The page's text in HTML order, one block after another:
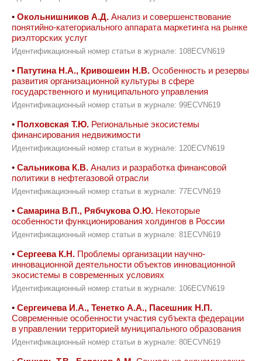
• Окольнишников А.Д. Анализ и совершенствование
понятийно-категориального аппарата маркетинга на рынке
риэлторских услуг
Идентификационный номер статьи в журнале: 108ECVN619
• Патутина Н.А., Кривошеин Н.В. Особенность и резервы
развития организационной культуры в сфере
государственного и муниципального управления
Идентификационный номер статьи в журнале: 99ECVN619
• Полховская Т.Ю. Региональные экосистемы
финансирования недвижимости
Идентификационный номер статьи в журнале: 120ECVN619
• Сальникова К.В. Анализ и разработка финансовой
политики в нефтегазовой отрасли
Идентификационный номер статьи в журнале: 77ECVN619
• Самарина В.П., Рябчукова О.Ю. Некоторые
особенности функционирования холдингов в России
Идентификационный номер статьи в журнале: 81ECVN619
• Сергеева К.Н. Проблемы организации научно-
инновационной деятельности объектов инновационной
экосистемы в современных условиях
Идентификационный номер статьи в журнале: 106ECVN619
• Сергеичева И.А., Тенетко А.А., Пасешник Н.П.
Современные особенности участия субъекта федерации
в управлении территорией муниципального образования
Идентификационный номер статьи в журнале: 80ECVN619